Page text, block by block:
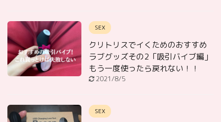
SEX
クリトリスでイくためのおすすめ
ラブグッズその2「吸引バイブ編」
もう一度使ったら戻れない！！
2021/8/5
SEX